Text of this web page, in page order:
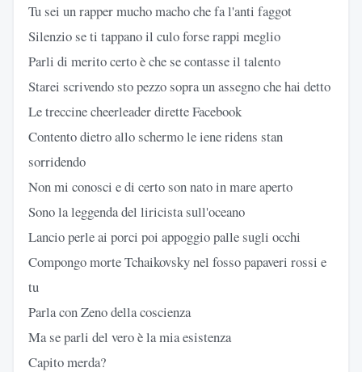
Tu sei un rapper mucho macho che fa l'anti faggot
Silenzio se ti tappano il culo forse rappi meglio
Parli di merito certo è che se contasse il talento
Starei scrivendo sto pezzo sopra un assegno che hai detto
Le treccine cheerleader dirette Facebook
Contento dietro allo schermo le iene ridens stan
sorridendo
Non mi conosci e di certo son nato in mare aperto
Sono la leggenda del liricista sull'oceano
Lancio perle ai porci poi appoggio palle sugli occhi
Compongo morte Tchaikovsky nel fosso papaveri rossi e
tu
Parla con Zeno della coscienza
Ma se parli del vero è la mia esistenza
Capito merda?